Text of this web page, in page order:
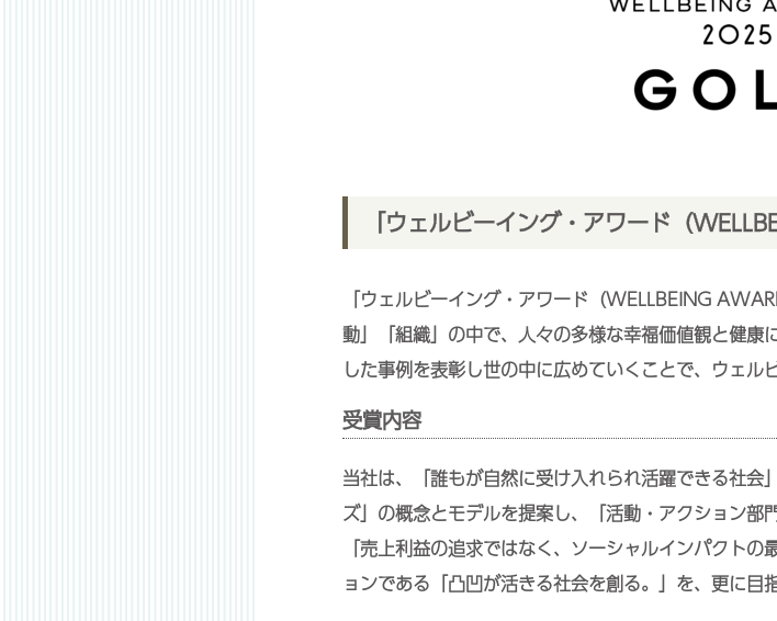
「ウェルビーイング・アワード（
「ウェルビーイング・アワード（WELLBEING
動」「組織」の中で、人々の多様な幸福価値観と健
した事例を表彰し世の中に広めていくことで、ウェル
受賞内容
当社は、「誰もが自然に受け入れられ活躍できる社会
ズ」の概念とモデルを提案し、「活動・アクション部
「売上利益の追求ではなく、ソーシャルインパクト
ョンである「凸凹が活きる社会を創る。」を、更に目